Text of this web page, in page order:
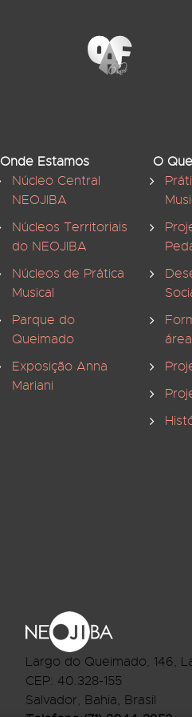
Onde Estamos
Núcleo Central
NEOJIBA
Núcleos Territoriais
do NEOJIBA
Núcleos de Prática
Musical
Parque do
Queimado
Exposição Anna
Mariani
O
Largo do Queimado, 146,
CEP: 40.328-155
Salvador, Bahia, Brasil